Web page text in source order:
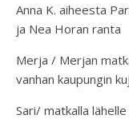
Anna K. aiheesta
ja Nea Horan ranta
Merja / Merjan
vanhan kaupungin
Sari/ matkalla